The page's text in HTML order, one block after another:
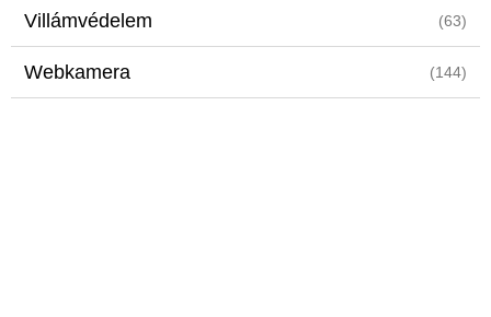
Villámvédelem (63)
Webkamera (144)